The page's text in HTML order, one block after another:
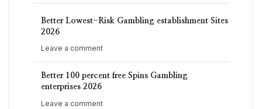
Better Lowest-Risk Gambling establishment Sites
2026
Leave a comment
Better 100 percent free Spins Gambling
enterprises 2026
Leave a comment